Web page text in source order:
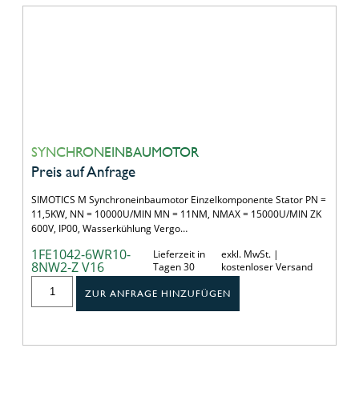
SYNCHRONEINBAUMOTOR
Preis auf Anfrage
SIMOTICS M Synchroneinbaumotor Einzelkomponente Stator PN =
11,5KW, NN = 10000U/MIN MN = 11NM, NMAX = 15000U/MIN ZK
600V, IP00, Wasserkühlung Vergo…
1FE1042-6WR10-
8NW2-Z V16
Lieferzeit in
Tagen 30
exkl. MwSt. |
kostenloser Versand
ZUR ANFRAGE HINZUFÜGEN